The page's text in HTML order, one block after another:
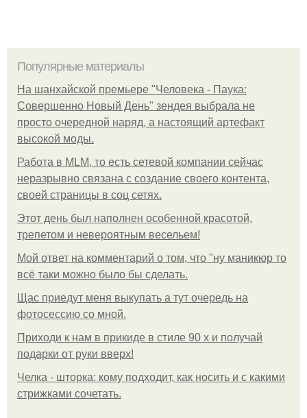
Популярные материалы
На шанхайской премьере "Человека - Паука:
Совершенно Новый День" зендея выбрала не
просто очередной наряд, а настоящий артефакт
высокой моды.
Работа в MLM, то есть сетевой компании сейчас
неразрывно связана с создание своего контента,
своей страницы в соц сетях.
Этот день был наполнен особенной красотой,
трепетом и невероятным весельем!
Мой ответ на комментарий о том, что "ну маникюр то
всё таки можно было бы сделать.
Щас приедут меня выкупать а тут очередь на
фотосессию со мной.
Приходи к нам в прикиде в стиле 90 х и получай
подарки от руки вверх!
Челка - шторка: кому подходит, как носить и с какими
стрижками сочетать.